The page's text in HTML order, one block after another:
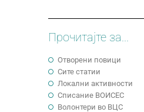
Прочитајте за...
Отворени повици
Сите статии
Локални активности
Cписание ВОИСЕС
Волонтери во ВЦС